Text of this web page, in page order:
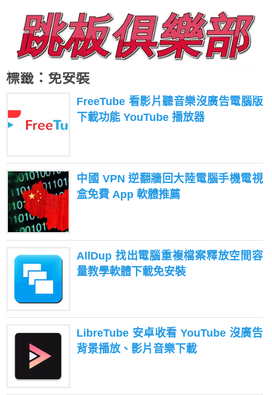
標籤：免安裝
FreeTube 看影片聽音樂沒廣告電腦版
下載功能 YouTube 播放器
中國 VPN 逆翻牆回大陸電腦手機電視
盒免費 App 軟體推薦
AllDup 找出電腦重複檔案釋放空間容
量教學軟體下載免安裝
LibreTube 安卓收看 YouTube 沒廣告
背景播放、影片音樂下載